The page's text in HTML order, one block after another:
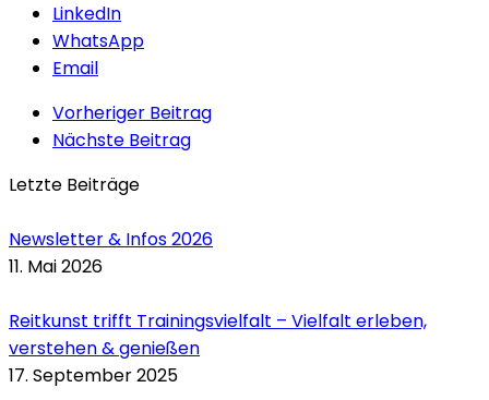
LinkedIn
WhatsApp
Email
Vorheriger Beitrag
Nächste Beitrag
Letzte Beiträge
Newsletter & Infos 2026
11. Mai 2026
Reitkunst trifft Trainingsvielfalt – Vielfalt erleben,
verstehen & genießen
17. September 2025